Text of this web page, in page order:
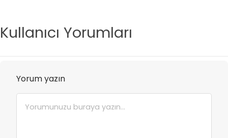
Kullanıcı Yorumları
Yorum yazın